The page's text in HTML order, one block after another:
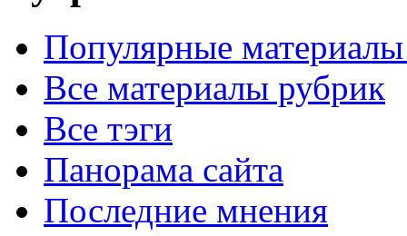
Популярные
Все материалы рубрик
Все тэги
Панорама сайта
Последние мнения